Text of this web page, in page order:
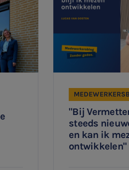
"Bij
steeds
en kan ik
ontwikkelen"